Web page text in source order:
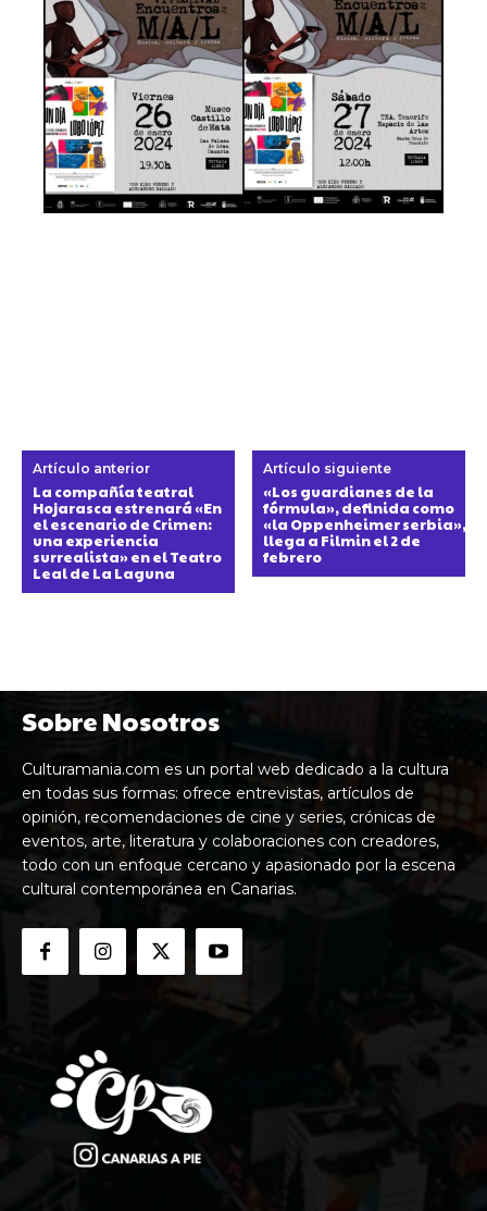
Artículo anterior
La compañía teatral
Hojarasca estrenará «En
el escenario de Crimen:
una experiencia
surrealista» en el Teatro
Leal de La Laguna
Artículo siguiente
«Los guardianes de la
fórmula», definida como
«la Oppenheimer serbia»,
llega a Filmin el 2 de
febrero
Sobre Nosotros
Culturamania.com es un portal web dedicado a la cultura
en todas sus formas: ofrece entrevistas, artículos de
opinión, recomendaciones de cine y series, crónicas de
eventos, arte, literatura y colaboraciones con creadores,
todo con un enfoque cercano y apasionado por la escena
cultural contemporánea en Canarias.